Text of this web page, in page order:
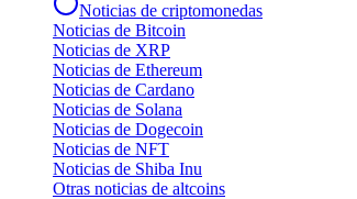
Noticias de criptomonedas
Noticias de Bitcoin
Noticias de XRP
Noticias de Ethereum
Noticias de Cardano
Noticias de Solana
Noticias de Dogecoin
Noticias de NFT
Noticias de Shiba Inu
Otras noticias de altcoins